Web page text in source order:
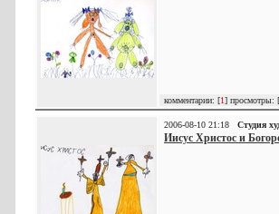
комментарии: [1] просмотры: [
2006-08-10 21:18 Студия
Иисус Христос и